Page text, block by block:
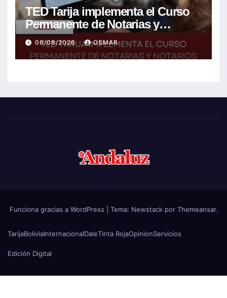
TED Tarija implementa el Curso
Permanente de Notarias y
Notarios Electorales 2026
06/08/2026 OSMAR
Funciona gracias a WordPress Tema: Newstackpor Themeansar.
TarijaBoliviaInternacionalDaleTinta RojaOpinionServicios
Edición Digital